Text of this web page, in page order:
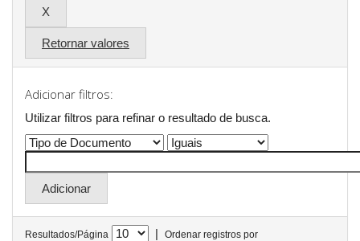
Retornar valores
Adicionar filtros:
Utilizar filtros para refinar o resultado de busca.
Resultados/Página |
Ordenar registros por